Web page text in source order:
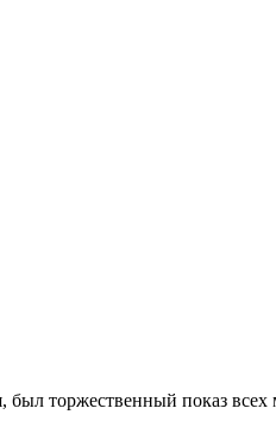
торжественный показ